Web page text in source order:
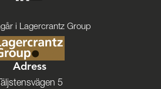
i Lagercrantz Group
Adress
5